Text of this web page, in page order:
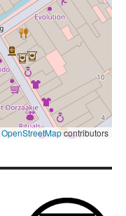
OpenStreetMapcontributors